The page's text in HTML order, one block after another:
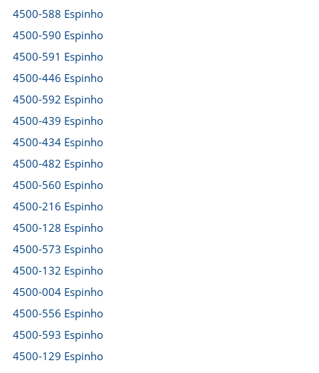
4500-588 Espinho
4500-590 Espinho
4500-591 Espinho
4500-446 Espinho
4500-592 Espinho
4500-439 Espinho
4500-434 Espinho
4500-482 Espinho
4500-560 Espinho
4500-216 Espinho
4500-128 Espinho
4500-573 Espinho
4500-132 Espinho
4500-004 Espinho
4500-556 Espinho
4500-593 Espinho
4500-129 Espinho